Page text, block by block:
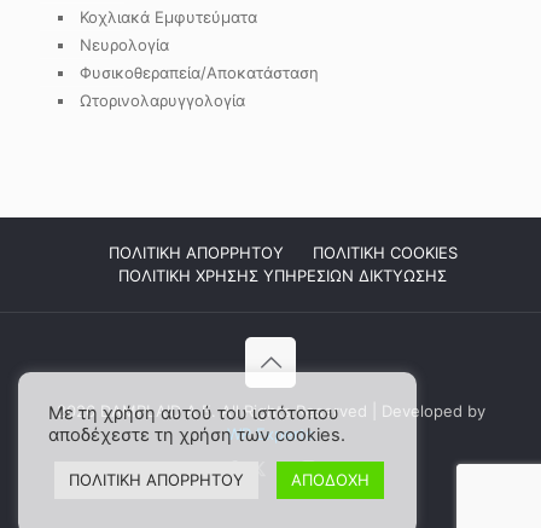
Κοχλιακά Εμφυτεύματα
Νευρολογία
Φυσικοθεραπεία/Αποκατάσταση
Ωτορινολαρυγγολογία
ΠΟΛΙΤΙΚΗ ΑΠΟΡΡΗΤΟΥ
ΠΟΛΙΤΙΚΗ COOKIES
ΠΟΛΙΤΙΚΗ ΧΡΗΣΗΣ ΥΠΗΡΕΣΙΩΝ ΔΙΚΤΥΩΣΗΣ
2026 DAMPLAID Α.Ε. All Rights Reserved | Developed by
WP Experts
Με τη χρήση αυτού του ιστότοπου
αποδέχεστε τη χρήση των cookies.
ΠΟΛΙΤΙΚΗ ΑΠΟΡΡΗΤΟΥ ΑΠΟΔΟΧΗ